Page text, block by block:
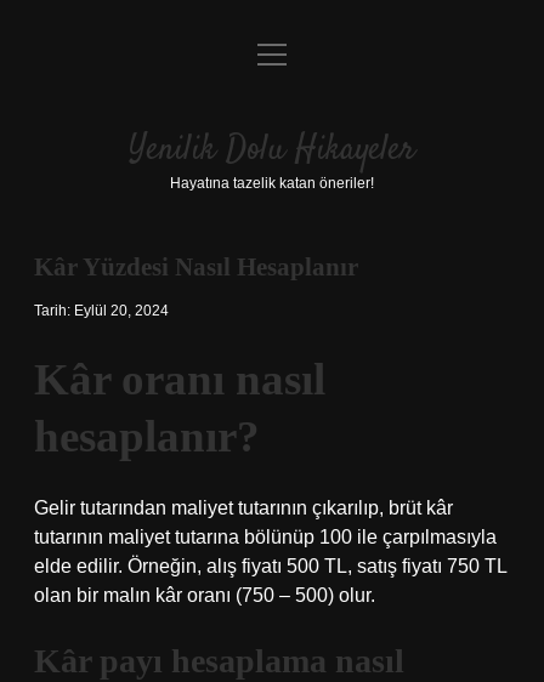
Anasayfa
Yasal Uyarı
menüyü
Yenilik Dolu Hikayeler
Hayatına tazelik katan öneriler!
Kâr Yüzdesi Nasıl Hesaplanır
Tarih: Eylül 20, 2024
Kâr oranı nasıl
hesaplanır?
Gelir tutarından maliyet tutarının çıkarılıp, brüt kâr
tutarının maliyet tutarına bölünüp 100 ile çarpılmasıyla
elde edilir. Örneğin, alış fiyatı 500 TL, satış fiyatı 750 TL
olan bir malın kâr oranı (750 – 500) olur.
Kâr payı hesaplama nasıl